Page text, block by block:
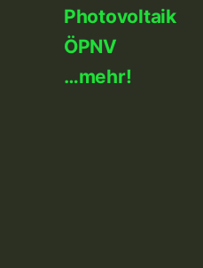
Photovoltaik
ÖPNV
…mehr!